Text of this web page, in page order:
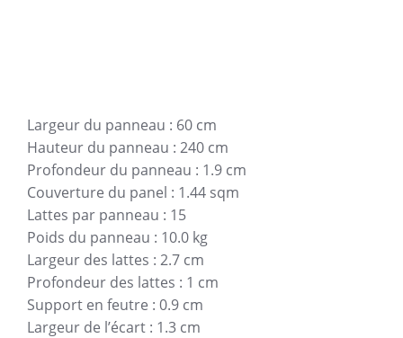
Largeur du panneau : 60 cm
Hauteur du panneau : 240 cm
Profondeur du panneau : 1.9 cm
Couverture du panel : 1.44 sqm
Lattes par panneau : 15
Poids du panneau : 10.0 kg
Largeur des lattes : 2.7 cm
Profondeur des lattes : 1 cm
Support en feutre : 0.9 cm
Largeur de l’écart : 1.3 cm